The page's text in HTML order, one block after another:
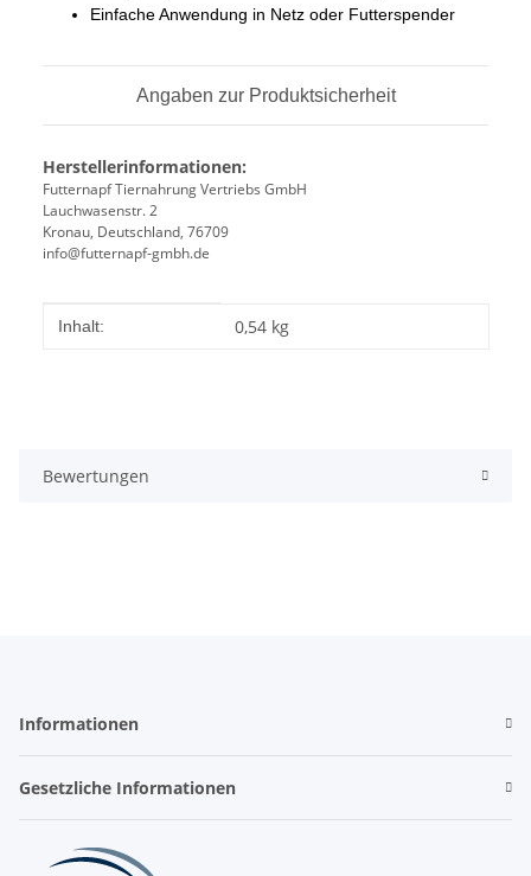
Einfache Anwendung in Netz oder Futterspender
Angaben zur Produktsicherheit
Herstellerinformationen:
Futternapf Tiernahrung Vertriebs GmbH
Lauchwasenstr. 2
Kronau, Deutschland, 76709
info@futternapf-gmbh.de
Produkteigenschaft
Wert
Inhalt: 0,54 kg
Bewertungen
Informationen
Gesetzliche Informationen